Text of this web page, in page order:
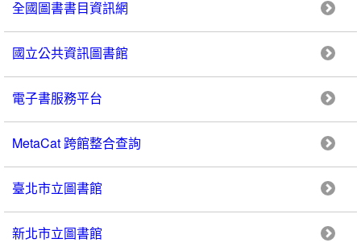
全國圖書書目資訊網
國立公共資訊圖書館
電子書服務平台
MetaCat 跨館整合查詢
臺北市立圖書館
新北市立圖書館